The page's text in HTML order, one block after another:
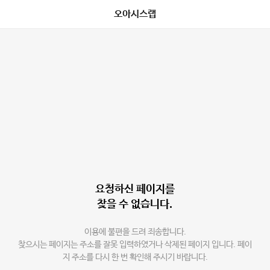
오아시스랩
요청하신 페이지를
찾을 수 없습니다.
이용에 불편을 드려 죄송합니다.
찾으시는 페이지는 주소를 잘못 입력하였거나 삭제된 페이지 입니다. 페이
지 주소를 다시 한 번 확인해 주시기 바랍니다.